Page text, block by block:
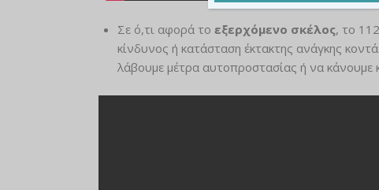
Σε ό,τι αφορά το εξερχόμενο σκέλος, το
κίνδυνος ή κατάσταση έκτακτης ανάγκης
λάβουμε μέτρα αυτοπροστασίας ή να κάνουμε